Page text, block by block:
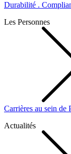
Durabilité .
Les Personnes
Carrières au sein de
Actualités